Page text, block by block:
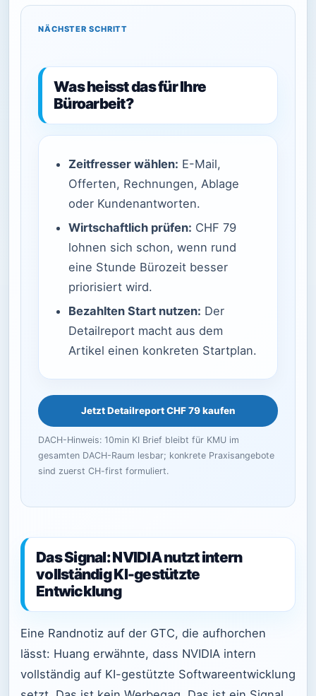
NÄCHSTER SCHRITT
Was heisst das für Ihre
Büroarbeit?
Zeitfresser wählen: E-Mail,
Offerten, Rechnungen, Ablage
oder Kundenantworten.
Wirtschaftlich prüfen: CHF 79
lohnen sich schon, wenn rund
eine Stunde Bürozeit besser
priorisiert wird.
Bezahlten Start nutzen: Der
Detailreport macht aus dem
Artikel einen konkreten Startplan.
Jetzt Detailreport CHF 79 kaufen
DACH-Hinweis: 10min KI Brief bleibt für KMU im
gesamten DACH-Raum lesbar; konkrete Praxisangebote
sind zuerst CH-first formuliert.
Das Signal: NVIDIA nutzt intern
vollständig KI-gestützte
Entwicklung
Eine Randnotiz auf der GTC, die aufhorchen
lässt: Huang erwähnte, dass NVIDIA intern
vollständig auf KI-gestützte Softwareentwicklung